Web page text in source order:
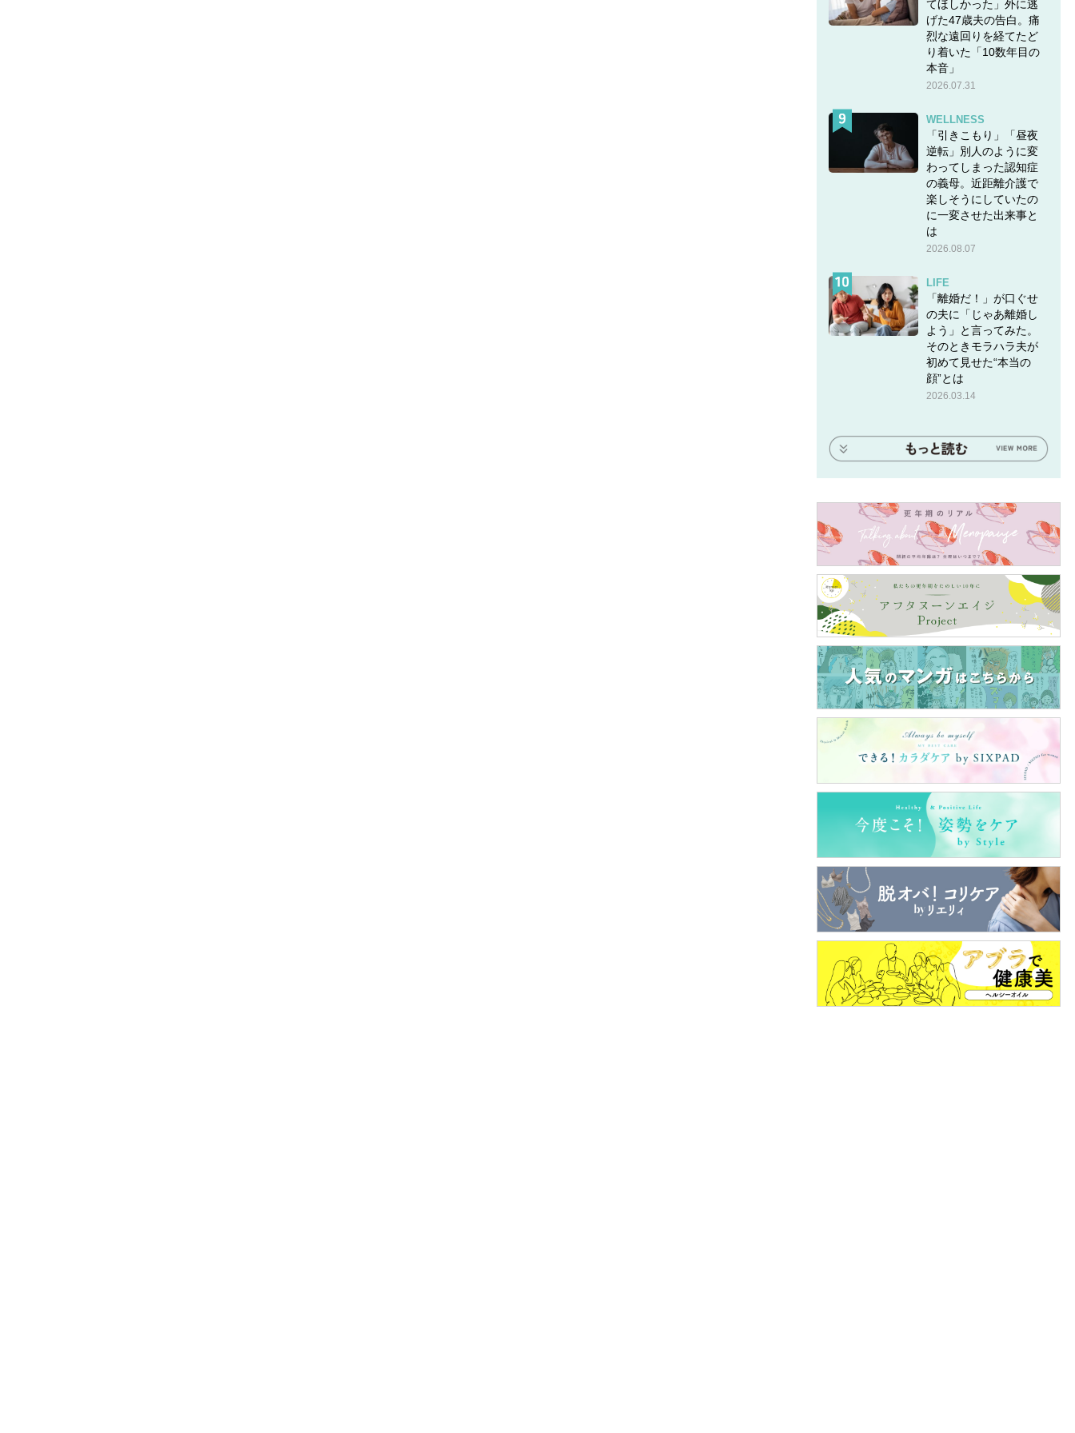
てほしかった」外に逃
げた47歳夫の告白。痛
烈な遠回りを経てたど
り着いた「10数年目の
本音」
2026.07.31
WELLNESS
「引きこもり」「昼夜
逆転」別人のように変
わってしまった認知症
の義母。近距離介護で
楽しそうにしていたの
に一変させた出来事と
は
2026.08.07
LIFE
「離婚だ！」が口ぐせ
の夫に「じゃあ離婚し
よう」と言ってみた。
そのときモラハラ夫が
初めて見せた“本当の
顔”とは
2026.03.14